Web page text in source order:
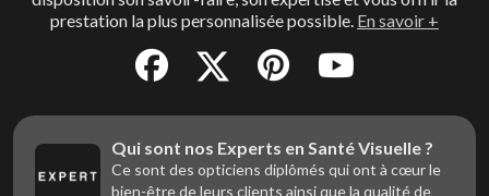
prestation la plus personnalisée possible. En savoir +
Qui sont nos Experts en Santé Visuelle ?
Ce sont des opticiens diplômés qui ont à cœur le
bien-être de leurs clients ainsi que la qualité de